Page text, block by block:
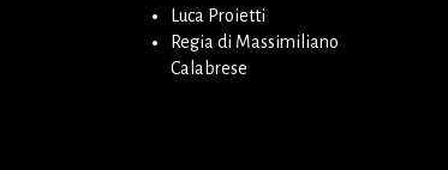
Luca Proietti
Regia di Massimiliano
Calabrese